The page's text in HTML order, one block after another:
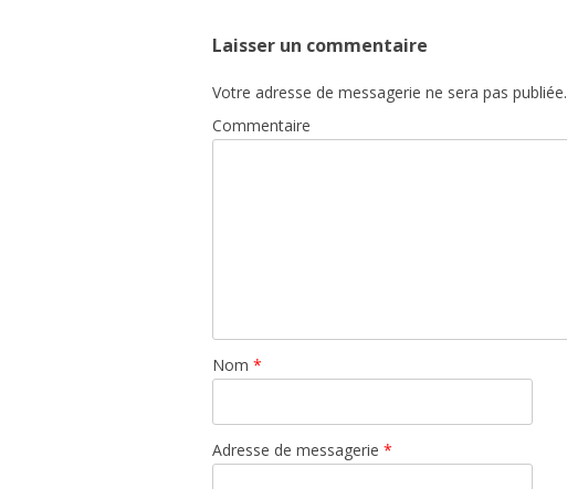
Laisser un commentaire
Votre adresse de messagerie ne sera pas publiée.
Commentaire
Nom *
Adresse de messagerie *